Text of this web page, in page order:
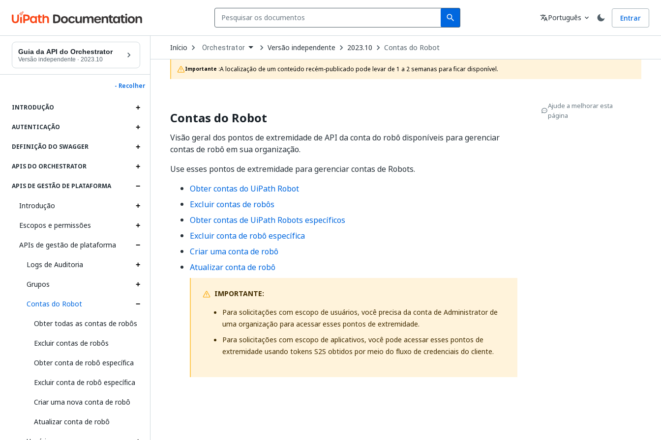
search
Search Idioma
translatePortuguês expand_more Entrar
Guia da API do Orchestrator
Versão independente · 2023.10
- Recolher
INTRODUÇÃO
AUTENTICAÇÃO
DEFINIÇÃO DO SWAGGER
APIS DO ORCHESTRATOR
APIS DE GESTÃO DE PLATAFORMA
Introdução
Escopos e permissões
APIs de gestão de plataforma
Logs de Auditoria
Grupos
Contas do Robot
Obter todas as contas de robôs
Excluir contas de robôs
Obter conta de robô específica
Excluir conta de robô específica
Criar uma nova conta de robô
Atualizar conta de robô
Início Open
Dropdown
to
choose
product
Orchestrator Versão independente 2023.10 Contas do Robot
Importante :A localização de um conteúdo recém-publicado pode levar de 1 a 2 semanas para ficar disponível.
Contas do Robot
Visão geral dos pontos de extremidade de API da conta do robô disponíveis para gerenciar
contas de robô em sua organização.
Use esses pontos de extremidade para gerenciar contas de Robots.
Obter contas do UiPath Robot
Excluir contas de robôs
Obter contas de UiPath Robots específicos
Excluir conta de robô específica
Criar uma conta de robô
Atualizar conta de robô
IMPORTANTE:
Para solicitações com escopo de usuários, você precisa da conta de Administrator de
uma organização para acessar esses pontos de extremidade.
Para solicitações com escopo de aplicativos, você pode acessar esses pontos de
extremidade usando tokens S2S obtidos por meio do fluxo de credenciais do cliente.
Ajude a melhorar esta
página